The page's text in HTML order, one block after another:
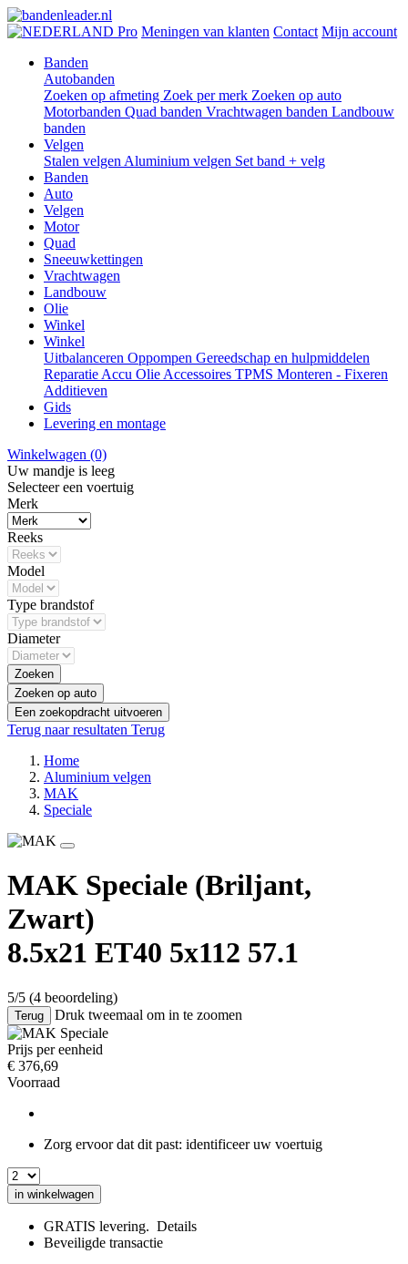
Pro Meningen van klanten Contact Mijn account
Banden
Autobanden
Zoeken op afmeting Zoek per merk Zoeken op auto
Motorbanden Quad banden Vrachtwagen banden Landbouw
banden
Velgen
Stalen velgen Aluminium velgen Set band + velg
Banden
Auto
Velgen
Motor
Quad
Sneeuwkettingen
Vrachtwagen
Landbouw
Olie
Winkel
Winkel
Uitbalanceren Oppompen Gereedschap en hulpmiddelen
Reparatie Accu Olie Accessoires TPMS Monteren - Fixeren
Additieven
Gids
Levering en montage
Winkelwagen (0)
Uw mandje is leeg
Selecteer een voertuig
Merk
Reeks
Model
Type brandstof
Diameter
Zoeken
Zoeken op auto
Een zoekopdracht uitvoeren
Terug naar resultaten Terug
Home
Aluminium velgen
MAK
Speciale
MAK Speciale (Briljant,
Zwart)
8.5x21 ET40 5x112 57.1
5/5 (4 beoordeling)
Terug Druk tweemaal om in te zoomen
Prijs per eenheid
€ 376,69
Voorraad
Zorg ervoor dat dit past: identificeer uw voertuig
in winkelwagen
GRATIS levering. Details
Beveiligde transactie